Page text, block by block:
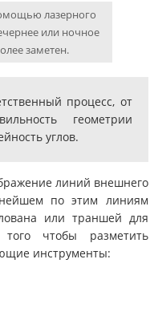
лазерного
или ночное
заметен.
процесс, от
геометрии
углов.
линий внешнего
по этим линиям
или траншей для
чтобы разметить
инструменты: